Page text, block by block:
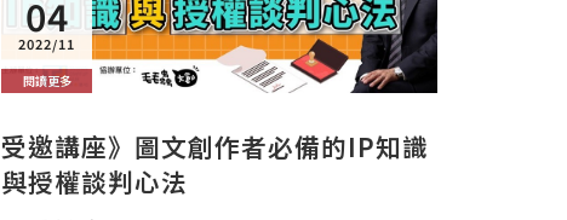
04
2022/11
閱讀更多
受邀講座》圖文創作者必備的IP知識
與授權談判心法